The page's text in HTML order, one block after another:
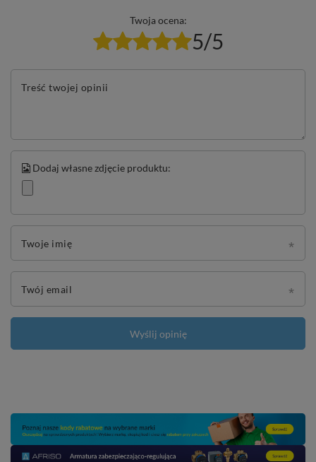
Twoja ocena:
5/5
Treść twojej opinii
Dodaj własne zdjęcie produktu:
Twoje imię
Twój email
Wyślij opinię